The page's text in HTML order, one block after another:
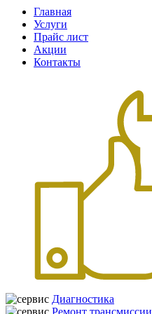
Главная
Услуги
Прайс лист
Акции
Контакты
Диагностика
Ремонт трансмиссии